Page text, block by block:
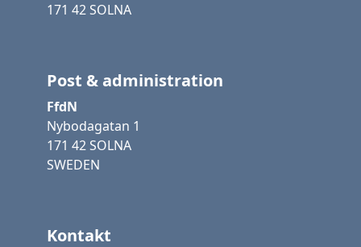
171 42 SOLNA
Post & administration
FfdN
Nybodagatan 1
171 42 SOLNA
SWEDEN
Kontakt